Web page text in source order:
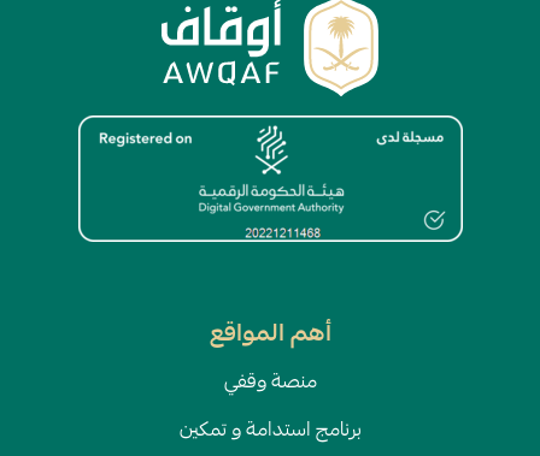
أهم المواقع
منصة وقفي
برنامج استدامة و تمكين